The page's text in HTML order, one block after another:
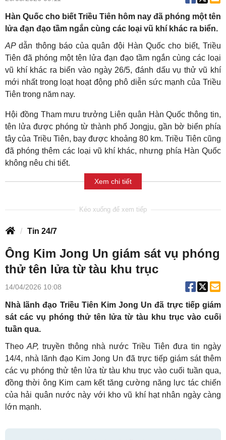
Hàn Quốc cho biết Triều Tiên hôm nay đã phóng một tên
lửa đạn đạo tầm ngắn cùng các loại vũ khí khác ra biển.
APdẫn thông báo của quân đội Hàn Quốc cho biết, Triều
Tiên đã phóng một tên lửa đạn đạo tầm ngắn cùng các loại
vũ khí khác ra biển vào ngày 26/5, đánh dấu vụ thử vũ khí
mới nhất trong loạt hoạt động phô diễn sức mạnh của Triều
Tiên trong năm nay.
Hội đồng Tham mưu trưởng Liên quân Hàn Quốc thông tin,
tên lửa được phóng từ thành phố Jongju, gần bờ biển phía
tây của Triều Tiên, bay được khoảng 80 km. Triều Tiên cũng
đã phóng thêm các loại vũ khí khác, nhưng phía Hàn Quốc
không nêu chi tiết.
Xem chi tiết
Tin 24/7
Ông Kim Jong Un giám sát vụ phóng
thử tên lửa từ tàu khu trục
14/04/2026 10:08
Nhà lãnh đạo Triều Tiên Kim Jong Un đã trực tiếp giám
sát các vụ phóng thử tên lửa từ tàu khu trục vào cuối
tuần qua.
Theo AP, truyền thông nhà nước Triều Tiên đưa tin ngày
14/4, nhà lãnh đạo Kim Jong Un đã trực tiếp giám sát thêm
các vụ phóng thử tên lửa từ tàu khu trục vào cuối tuần qua,
đồng thời ông Kim cam kết tăng cường năng lực tác chiến
của hải quân nước này với kho vũ khí hạt nhân ngày càng
lớn mạnh.